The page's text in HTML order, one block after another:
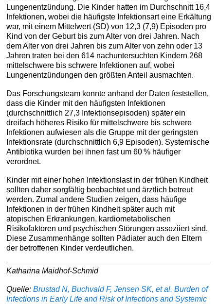
Lungenentzündung. Die Kinder hatten im Durchschnitt 16,4
Infektionen, wobei die häufigste Infektionsart eine Erkältung
war, mit einem Mittelwert (SD) von 12,3 (7,9) Episoden pro
Kind von der Geburt bis zum Alter von drei Jahren. Nach
dem Alter von drei Jahren bis zum Alter von zehn oder 13
Jahren traten bei den 614 nachuntersuchten Kindern 268
mittelschwere bis schwere Infektionen auf, wobei
Lungenentzündungen den größten Anteil ausmachten.
Das Forschungsteam konnte anhand der Daten feststellen,
dass die Kinder mit den häufigsten Infektionen
(durchschnittlich 27,3 Infektionsepisoden) später ein
dreifach höheres Risiko für mittelschwere bis schwere
Infektionen aufwiesen als die Gruppe mit der geringsten
Infektionsrate (durchschnittlich 6,9 Episoden). Systemische
Antibiotika wurden bei ihnen fast um 60 % häufiger
verordnet.
Kinder mit einer hohen Infektionslast in der frühen Kindheit
sollten daher sorgfältig beobachtet und ärztlich betreut
werden. Zumal andere Studien zeigen, dass häufige
Infektionen in der frühen Kindheit später auch mit
atopischen Erkrankungen, kardiometabolischen
Risikofaktoren und psychischen Störungen assoziiert sind.
Diese Zusammenhänge sollten Pädiater auch den Eltern
der betroffenen Kinder verdeutlichen.
Katharina Maidhof-Schmid
Quelle:Brustad N, Buchvald F, Jensen SK, et al. Burden of
Infections in Early Life and Risk of Infections and Systemic